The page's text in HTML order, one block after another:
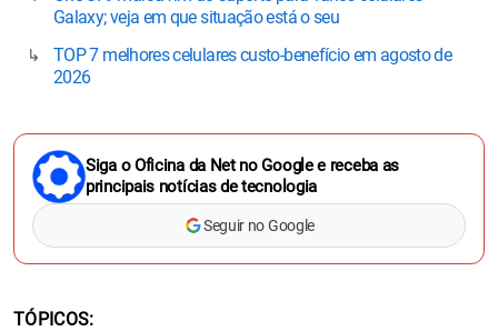
Galaxy; veja em que situação está o seu
TOP 7 melhores celulares custo-benefício em agosto de
2026
Siga o Oficina da Net no Google e receba as
principais notícias de tecnologia
Seguir no Google
TÓPICOS